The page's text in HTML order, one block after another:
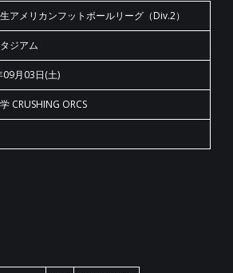
アメリカンフットボールリーグ（Div.2）
ジアム
月03日(土)
CRUSHING ORCS